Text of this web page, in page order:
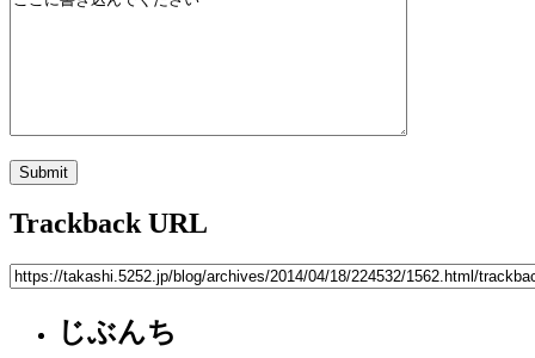
Trackback URL
じぶんち